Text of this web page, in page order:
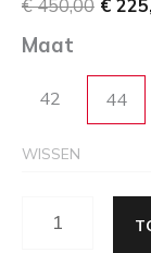
€450,00 €
Maat
42 44
WISSEN